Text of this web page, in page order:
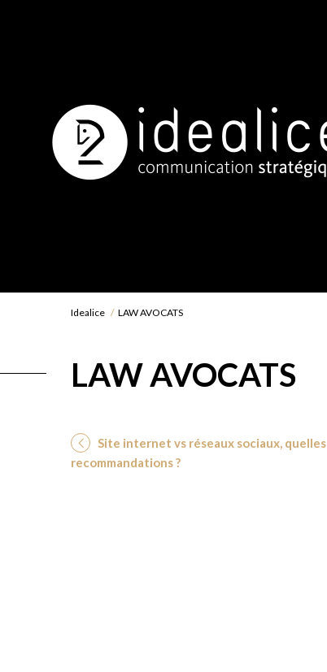
Idealice LAW AVOCATS
LAW AVOCATS
Site internet vs réseaux sociaux, quelles
recommandations ?